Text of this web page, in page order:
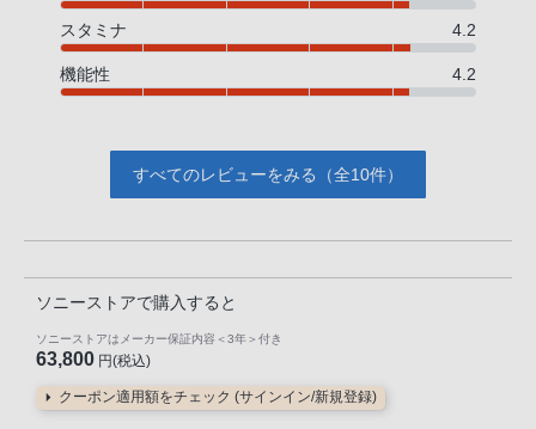
スタミナ 4.2
機能性 4.2
すべてのレビューをみる（全10件）
ソニーストアで購入すると
ソニーストアはメーカー保証内容 ＜3年＞ 付き
63,800 円(税込)
クーポン適用額をチェック (サインイン/新規登録)